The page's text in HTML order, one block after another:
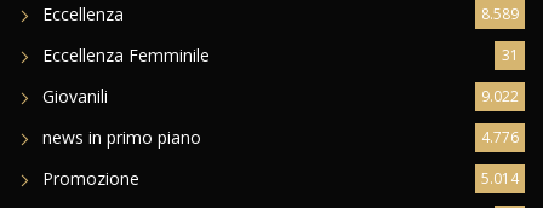
Eccellenza 8.589
Eccellenza Femminile 31
Giovanili 9.022
news in primo piano 4.776
Promozione 5.014